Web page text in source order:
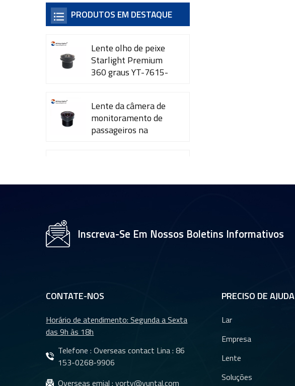
PRODUTOS EM DESTAQUE
Lente olho de peixe
Starlight Premium
360 graus YT-7615-
Lente da câmera de
monitoramento de
passageiros na
sensor OV2710 de
câmera de resolução
ré com visão noturna
à prova d&#39;água
para carro YT-7610-
C1
Lentes DMS e lentes
CMS para sistema
de câmeras de
Inscreva-Se Em Nossos Boletins Informativos
CONTATE-NOS
Horário de atendimento: Segunda a Sexta
das 9h às 18h
Telefone : Overseas contact Lina :86
153-0268-9906
Overseas emial :yorty@yuntal.com
PRECISO DE AJUDA
Lar
Empresa
Lente
Soluções